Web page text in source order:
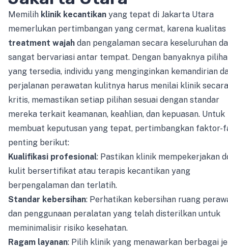
Memilih klinik kecantikan yang tepat di Jakarta Utara
memerlukan pertimbangan yang cermat, karena kualitas
treatment wajah dan pengalaman secara keseluruhan
sangat bervariasi antar tempat. Dengan banyaknya
yang tersedia, individu yang menginginkan kemandirian
perjalanan perawatan kulitnya harus menilai klinik secara
kritis, memastikan setiap pilihan sesuai dengan standar
mereka terkait keamanan, keahlian, dan kepuasan. Untuk
membuat keputusan yang tepat, pertimbangkan faktor-
penting berikut:
Kualifikasi profesional: Pastikan klinik mempekerjakan
kulit bersertifikat atau terapis kecantikan yang
berpengalaman dan terlatih.
Standar kebersihan: Perhatikan kebersihan ruang
dan penggunaan peralatan yang telah disterilkan untuk
meminimalisir risiko kesehatan.
Ragam layanan: Pilih klinik yang menawarkan berbagai